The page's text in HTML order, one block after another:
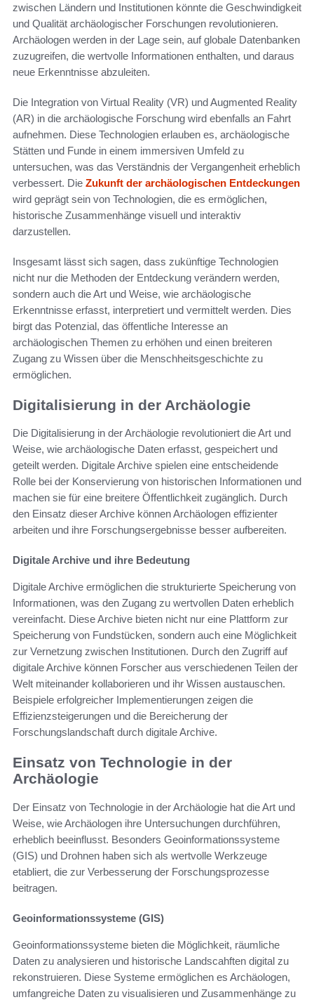
zwischen Ländern und Institutionen könnte die Geschwindigkeit
und Qualität archäologischer Forschungen revolutionieren.
Archäologen werden in der Lage sein, auf globale Datenbanken
zuzugreifen, die wertvolle Informationen enthalten, und daraus
neue Erkenntnisse abzuleiten.
Die Integration von Virtual Reality (VR) und Augmented Reality
(AR) in die archäologische Forschung wird ebenfalls an Fahrt
aufnehmen. Diese Technologien erlauben es, archäologische
Stätten und Funde in einem immersiven Umfeld zu
untersuchen, was das Verständnis der Vergangenheit erheblich
verbessert. Die Zukunft der archäologischen Entdeckungen
wird geprägt sein von Technologien, die es ermöglichen,
historische Zusammenhänge visuell und interaktiv
darzustellen.
Insgesamt lässt sich sagen, dass zukünftige Technologien
nicht nur die Methoden der Entdeckung verändern werden,
sondern auch die Art und Weise, wie archäologische
Erkenntnisse erfasst, interpretiert und vermittelt werden. Dies
birgt das Potenzial, das öffentliche Interesse an
archäologischen Themen zu erhöhen und einen breiteren
Zugang zu Wissen über die Menschheitsgeschichte zu
ermöglichen.
Digitalisierung in der Archäologie
Die Digitalisierung in der Archäologie revolutioniert die Art und
Weise, wie archäologische Daten erfasst, gespeichert und
geteilt werden. Digitale Archive spielen eine entscheidende
Rolle bei der Konservierung von historischen Informationen und
machen sie für eine breitere Öffentlichkeit zugänglich. Durch
den Einsatz dieser Archive können Archäologen effizienter
arbeiten und ihre Forschungsergebnisse besser aufbereiten.
Digitale Archive und ihre Bedeutung
Digitale Archive ermöglichen die strukturierte Speicherung von
Informationen, was den Zugang zu wertvollen Daten erheblich
vereinfacht. Diese Archive bieten nicht nur eine Plattform zur
Speicherung von Fundstücken, sondern auch eine Möglichkeit
zur Vernetzung zwischen Institutionen. Durch den Zugriff auf
digitale Archive können Forscher aus verschiedenen Teilen der
Welt miteinander kollaborieren und ihr Wissen austauschen.
Beispiele erfolgreicher Implementierungen zeigen die
Effizienzsteigerungen und die Bereicherung der
Forschungslandschaft durch digitale Archive.
Einsatz von Technologie in der
Archäologie
Der Einsatz von Technologie in der Archäologie hat die Art und
Weise, wie Archäologen ihre Untersuchungen durchführen,
erheblich beeinflusst. Besonders Geoinformationssysteme
(GIS) und Drohnen haben sich als wertvolle Werkzeuge
etabliert, die zur Verbesserung der Forschungsprozesse
beitragen.
Geoinformationssysteme (GIS)
Geoinformationssysteme bieten die Möglichkeit, räumliche
Daten zu analysieren und historische Landscahften digital zu
rekonstruieren. Diese Systeme ermöglichen es Archäologen,
umfangreiche Daten zu visualisieren und Zusammenhänge zu